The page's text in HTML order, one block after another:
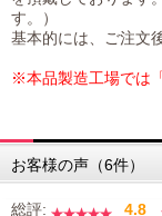
す。）
基本的には、ご注文
※本品製造工場では
お客様の声（6件）
総評: 4.8